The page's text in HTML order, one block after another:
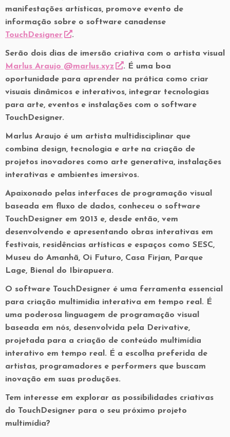
manifestações artísticas, promove evento de
informação sobre o software canadense
TouchDesigner
.
Serão dois dias de imersão criativa com o artista visual
Marlus Araujo @marlus.xyz
. É uma boa
oportunidade para aprender na prática como criar
visuais dinâmicos e interativos, integrar tecnologias
para arte, eventos e instalações com o software
TouchDesigner.
Marlus Araujo é um artista multidisciplinar que
combina design, tecnologia e arte na criação de
projetos inovadores como arte generativa, instalações
interativas e ambientes imersivos.
Apaixonado pelas interfaces de programação visual
baseada em fluxo de dados, conheceu o software
TouchDesigner em 2013 e, desde então, vem
desenvolvendo e apresentando obras interativas em
festivais, residências artísticas e espaços como SESC,
Museu do Amanhã, Oi Futuro, Casa Firjan, Parque
Lage, Bienal do Ibirapuera.
O software TouchDesigner é uma ferramenta essencial
para criação multimídia interativa em tempo real. É
uma poderosa linguagem de programação visual
baseada em nós, desenvolvida pela Derivative,
projetada para a criação de conteúdo multimídia
interativo em tempo real. É a escolha preferida de
artistas, programadores e performers que buscam
inovação em suas produções.
Tem interesse em explorar as possibilidades criativas
do TouchDesigner para o seu próximo projeto
multimídia?